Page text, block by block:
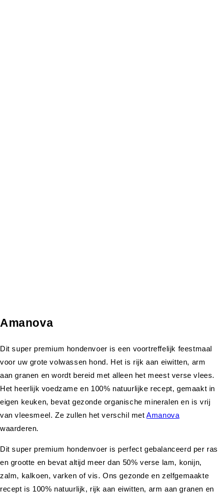
Amanova
Dit super premium hondenvoer is een voortreffelijk feestmaal
voor uw grote volwassen hond. Het is rijk aan eiwitten, arm
aan granen en wordt bereid met alleen het meest verse vlees.
Het heerlijk voedzame en 100% natuurlijke recept, gemaakt in
eigen keuken, bevat gezonde organische mineralen en is vrij
van vleesmeel. Ze zullen het verschil metAmanova
waarderen.
Dit super premium hondenvoer is perfect gebalanceerd per ras
en grootte en bevat altijd meer dan 50% verse lam, konijn,
zalm, kalkoen, varken of vis. Ons gezonde en zelfgemaakte
recept is 100% natuurlijk, rijk aan eiwitten, arm aan granen en